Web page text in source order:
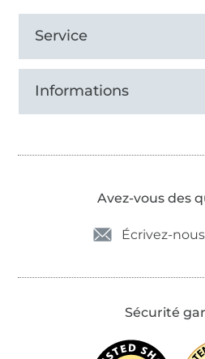
Service
Informations
Avez-vous des
Écrivez-
Sécurité